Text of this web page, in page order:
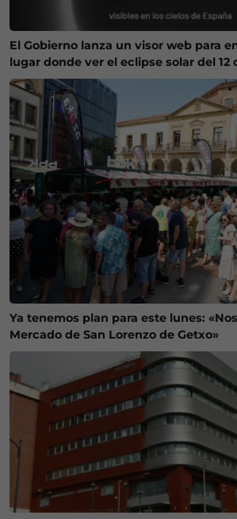
El Gobierno lanza un visor web para
lugar donde ver el eclipse solar del 12
Ya tenemos plan para este lunes:
Mercado de San Lorenzo de Getxo»